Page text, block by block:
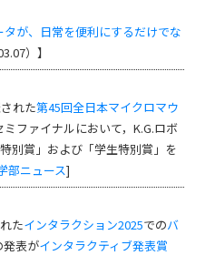
が、日常を便利にするだけでな
）】
れた第45回全日本マイクロマウ
ファイナルにおいて，K.G.ロボ
別賞」および「学生特別賞」を
部ニュース]
たインタラクション2025でのバ
発表がインタラクティブ発表賞